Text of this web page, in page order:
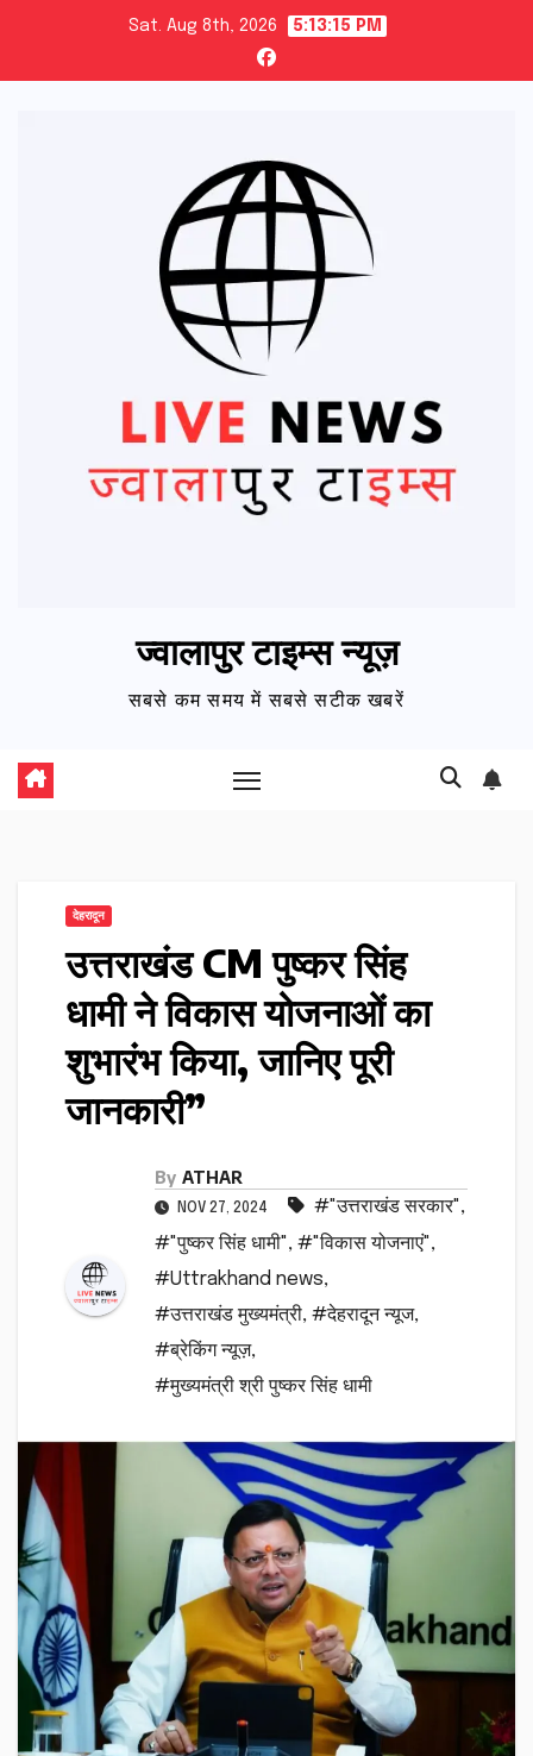
content
Sat. Aug 8th, 2026 5:13:17 PM
ज्वालापुर टाइम्स न्यूज़
सबसे कम समय में सबसे सटीक खबरें
देहरादून
उत्तराखंड CM पुष्कर सिंह
धामी ने विकास योजनाओं का
शुभारंभ किया, जानिए पूरी
जानकारी”
By ATHAR
NOV 27, 2024 #"उत्तराखंड सरकार",
#"पुष्कर सिंह धामी", #"विकास योजनाएं",
#Uttrakhand news,
#उत्तराखंड मुख्यमंत्री, #देहरादून न्यूज,
#ब्रेकिंग न्यूज़,
#मुख्यमंत्री श्री पुष्कर सिंह धामी